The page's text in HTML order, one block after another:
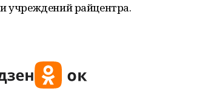
учреждений райцентра.